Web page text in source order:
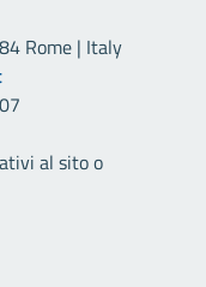
Rome | Italy
al sito o